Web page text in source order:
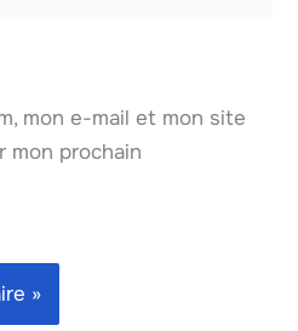
mon e-mail et mon site
mon prochain